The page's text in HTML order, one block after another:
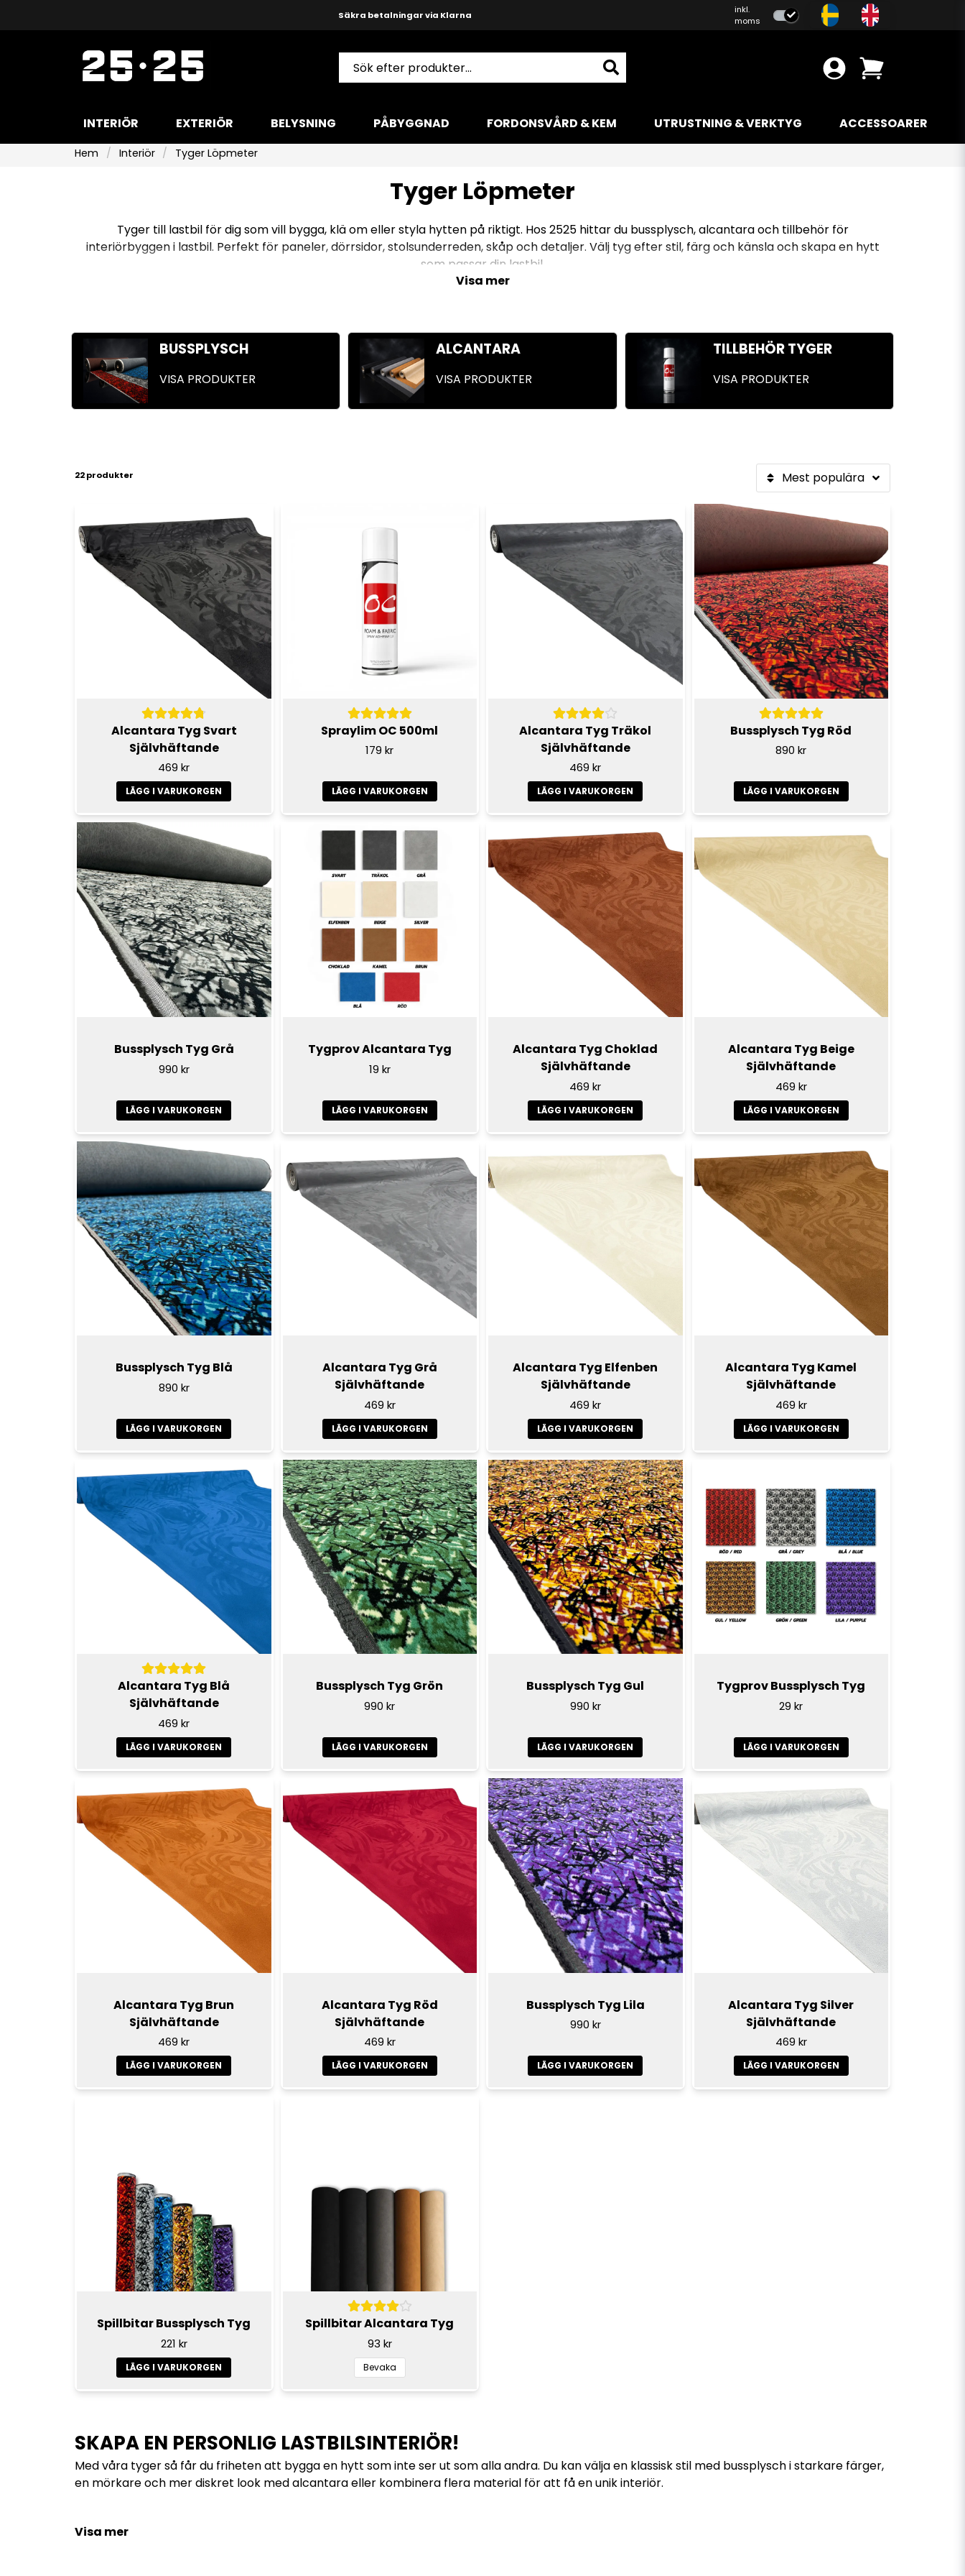
Snabba leveranser med DHL
Produktkunnig och hjälpsam support
inkl.
moms
INTERIÖR EXTERIÖR BELYSNING PÅBYGGNAD FORDONSVÅRD & KEM UTRUSTNING & VERKTYG ACCESSOARER
Hem Interiör Tyger Löpmeter
Tyger Löpmeter
Tyger till lastbil för dig som vill bygga, klä om eller styla hytten på riktigt. Hos 2525 hittar du bussplysch, alcantara och tillbehör för
interiörbyggen i lastbil. Perfekt för paneler, dörrsidor, stolsunderreden, skåp och detaljer. Välj tyg efter stil, färg och känsla och skapa en hytt
som passar din lastbil.
Visa mer
BUSSPLYSCH
VISA PRODUKTER
ALCANTARA
VISA PRODUKTER
TILLBEHÖR TYGER
VISA PRODUKTER
22 produkter Mest populära
Alcantara Tyg Svart
Självhäftande
469 kr
LÄGG I VARUKORGEN
Spraylim OC 500ml
179 kr
LÄGG I VARUKORGEN
Alcantara Tyg Träkol
Självhäftande
469 kr
LÄGG I VARUKORGEN
Bussplysch Tyg Röd
890 kr
LÄGG I VARUKORGEN
Bussplysch Tyg Grå
990 kr
LÄGG I VARUKORGEN
Tygprov Alcantara Tyg
19 kr
LÄGG I VARUKORGEN
Alcantara Tyg Choklad
Självhäftande
469 kr
LÄGG I VARUKORGEN
Alcantara Tyg Beige
Självhäftande
469 kr
LÄGG I VARUKORGEN
Bussplysch Tyg Blå
890 kr
LÄGG I VARUKORGEN
Alcantara Tyg Grå
Självhäftande
469 kr
LÄGG I VARUKORGEN
Alcantara Tyg Elfenben
Självhäftande
469 kr
LÄGG I VARUKORGEN
Alcantara Tyg Kamel
Självhäftande
469 kr
LÄGG I VARUKORGEN
Alcantara Tyg Blå
Självhäftande
469 kr
LÄGG I VARUKORGEN
Bussplysch Tyg Grön
990 kr
LÄGG I VARUKORGEN
Bussplysch Tyg Gul
990 kr
LÄGG I VARUKORGEN
Tygprov Bussplysch Tyg
29 kr
LÄGG I VARUKORGEN
Alcantara Tyg Brun
Självhäftande
469 kr
LÄGG I VARUKORGEN
Alcantara Tyg Röd
Självhäftande
469 kr
LÄGG I VARUKORGEN
Bussplysch Tyg Lila
990 kr
LÄGG I VARUKORGEN
Alcantara Tyg Silver
Självhäftande
469 kr
LÄGG I VARUKORGEN
Spillbitar Bussplysch Tyg
221 kr
LÄGG I VARUKORGEN
Spillbitar Alcantara Tyg
93 kr
Bevaka
SKAPA EN PERSONLIG LASTBILSINTERIÖR!
Med våra tyger så får du friheten att bygga en hytt som inte ser ut som alla andra. Du kan välja en klassisk stil med bussplysch i starkare färger,
en mörkare och mer diskret look med alcantara eller kombinera flera material för att få en unik interiör.
Visa mer